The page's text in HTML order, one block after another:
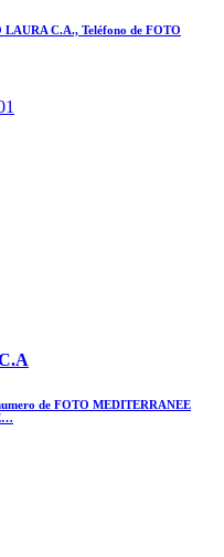
C.A., Teléfono de FOTO
de FOTO MEDITERRANEE